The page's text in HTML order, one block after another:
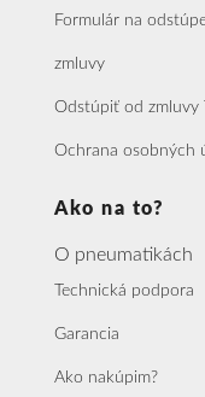
Formulár na
zmluvy
Odstúpiť od zmluvy
Ochrana osobných
Ako na to?
O pneumatikách
Technická podpora
Garancia
Ako nakúpim?